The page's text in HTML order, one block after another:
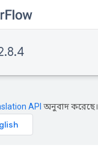
API অনুবাদ করেছে।